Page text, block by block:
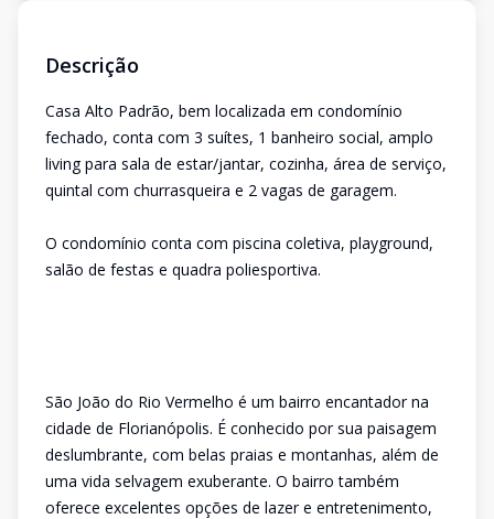
Descrição
Casa Alto Padrão, bem localizada em condomínio
fechado, conta com 3 suítes, 1 banheiro social, amplo
living para sala de estar/jantar, cozinha, área de serviço,
quintal com churrasqueira e 2 vagas de garagem.
O condomínio conta com piscina coletiva, playground,
salão de festas e quadra poliesportiva.
São João do Rio Vermelho é um bairro encantador na
cidade de Florianópolis. É conhecido por sua paisagem
deslumbrante, com belas praias e montanhas, além de
uma vida selvagem exuberante. O bairro também
oferece excelentes opções de lazer e entretenimento,